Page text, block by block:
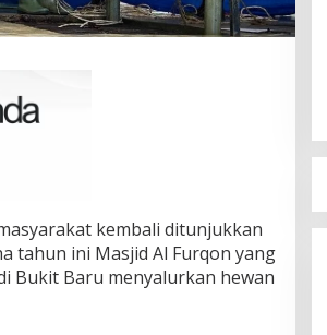
kembali ditunjukkan
tahun ini Masjid Al Furqon yang
Bukit Baru menyalurkan hewan
Terpilih di Musda VI, Rina Tarol